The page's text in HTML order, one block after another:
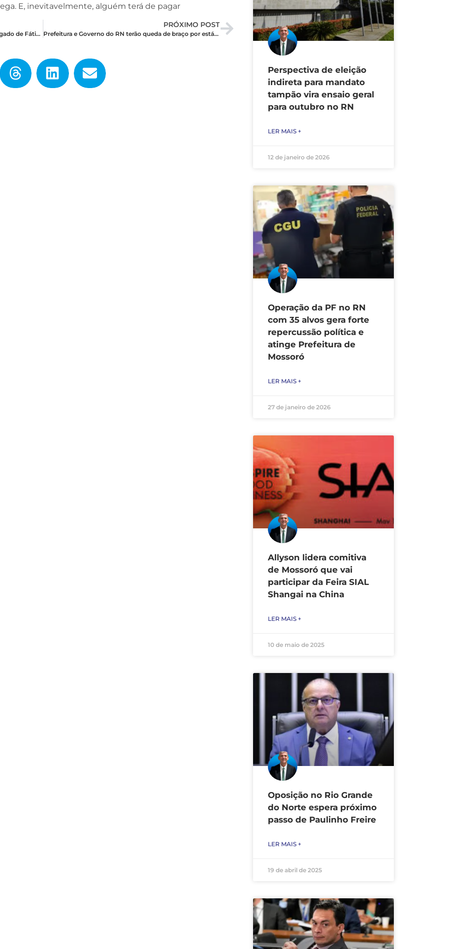
E, inevitavelmente, alguém terá de pagar
Novo aeroporto e duplicação da BR-304: o legado de Fátima em Mossoró e região
PRÓXIMO POST
Prefeitura e Governo do RN terão queda de braço por estádio em Mossoró
Perspectiva de eleição
indireta para mandato
tampão vira ensaio geral
para outubro no RN
LER MAIS +
12 de janeiro de 2026
Operação da PF no RN
com 35 alvos gera forte
repercussão política e
atinge Prefeitura de
Mossoró
LER MAIS +
27 de janeiro de 2026
Allyson lidera comitiva
de Mossoró que vai
participar da Feira SIAL
Shangai na China
LER MAIS +
10 de maio de 2025
Oposição no Rio Grande
do Norte espera próximo
passo de Paulinho Freire
LER MAIS +
19 de abril de 2025